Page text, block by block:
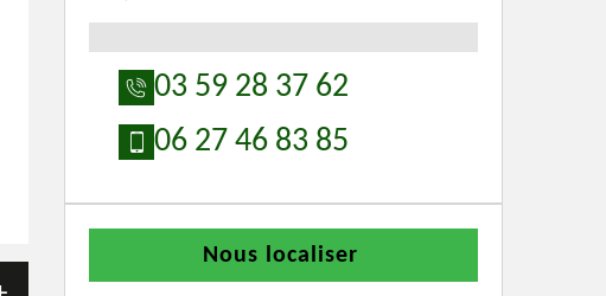
03 59 28 37 62
06 27 46 83 85
Nous localiser